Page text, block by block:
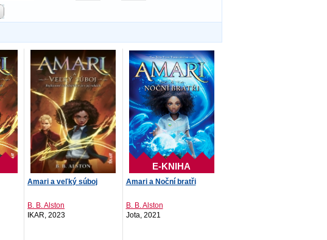
Amari a veľký súboj
B. B. Alston
IKAR, 2023
E-KNIHA
Amari a Noční bratři
B. B. Alston
Jota, 2021